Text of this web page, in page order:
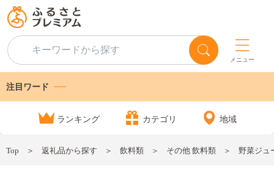
メニュー
注目ワード
ランキング カテゴリ 地域
Top 返礼品から探す 飲料類 その他 飲料類 野菜ジュ